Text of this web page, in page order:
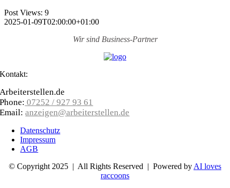
Post Views: 9
2025-01-09T02:00:00+01:00
Wir sind Business-Partner
Kontakt:
Arbeiterstellen.de
Phone: 07252 / 927 93 61
Email:anzeigen@arbeiterstellen.de
Datenschutz
Impressum
AGB
© Copyright 2025 | All Rights Reserved | Powered by AI loves
raccoons